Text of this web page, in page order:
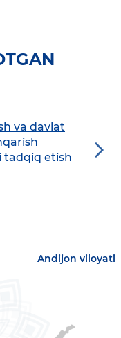
va davlat
tadqiq etish
Andijon viloyati